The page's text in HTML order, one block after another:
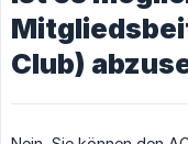
Club)